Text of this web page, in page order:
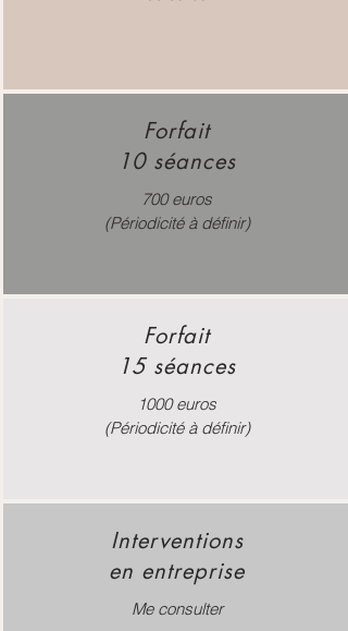
Forfait
10 séances
700 euros
(Périodicité à définir)
Forfait
15 séances
1000 euros
(Périodicité à définir)
Interventions
en entreprise
Me consulter